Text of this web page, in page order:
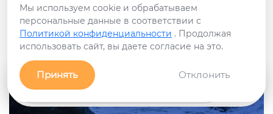
Заявка
Мы используем cookie и обрабатываем
персональные данные в соответствии с
Политикой конфиденциальности . Продолжая
использовать сайт, вы даете согласие на это.
Принять Отклонить